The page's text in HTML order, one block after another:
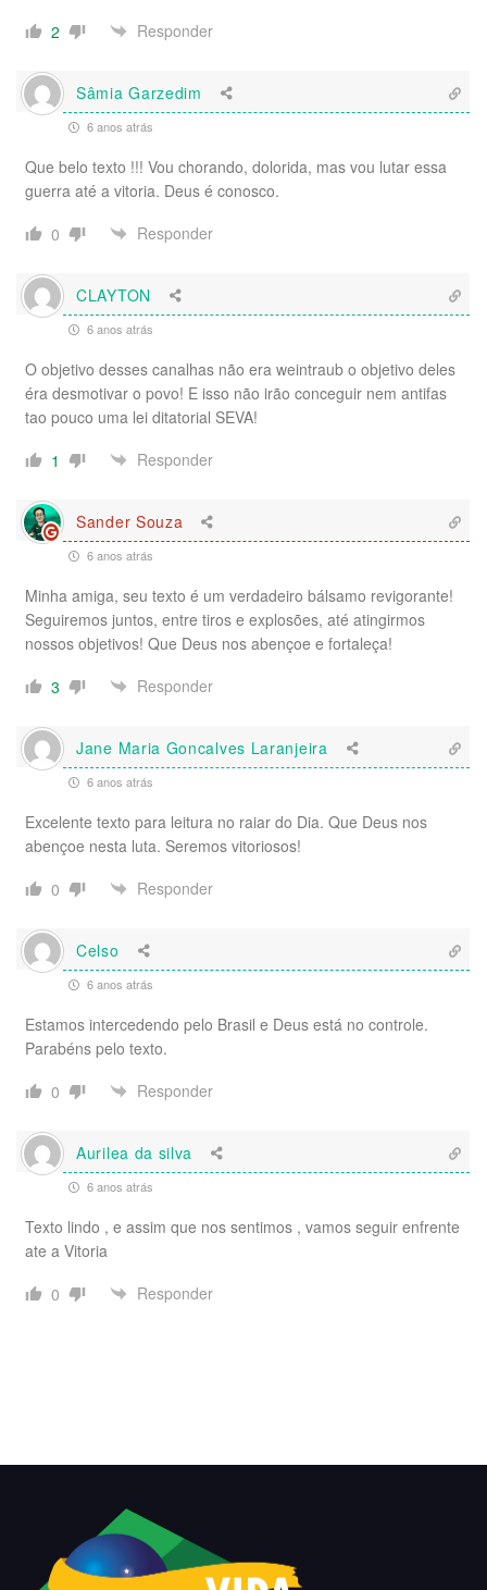
2
Responder
Sâmia Garzedim
6 anos atrás
Que belo texto !!! Vou chorando, dolorida, mas vou lutar essa
guerra até a vitoria. Deus é conosco.
0
Responder
CLAYTON
6 anos atrás
O objetivo desses canalhas não era weintraub o objetivo deles
éra desmotivar o povo! E isso não irão conceguir nem antifas
tao pouco uma lei ditatorial SEVA!
1
Responder
Sander Souza
6 anos atrás
Minha amiga, seu texto é um verdadeiro bálsamo revigorante!
Seguiremos juntos, entre tiros e explosões, até atingirmos
nossos objetivos! Que Deus nos abençoe e fortaleça!
3
Responder
Jane Maria Goncalves Laranjeira
6 anos atrás
Excelente texto para leitura no raiar do Dia. Que Deus nos
abençoe nesta luta. Seremos vitoriosos!
0
Responder
Celso
6 anos atrás
Estamos intercedendo pelo Brasil e Deus está no controle.
Parabéns pelo texto.
0
Responder
Aurilea da silva
6 anos atrás
Texto lindo , e assim que nos sentimos , vamos seguir enfrente
ate a Vitoria
0
Responder